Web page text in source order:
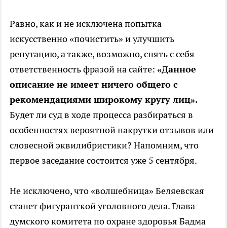
Равно, как и не исключена попытка
искусственно «почистить» и улучшить
репутацию, а также, возможно, снять с себя
ответственность фразой на сайте: «Данное
описание не имеет ничего общего с
рекомендациями широкому кругу лиц».
Будет ли суд в ходе процесса разбираться в
особенностях вероятной накрутки отзывов или
словесной эквилибристики? Напомним, что
первое заседание состоится уже 5 сентября.
Не исключено, что «волшебница» Беляевская
станет фигуранткой уголовного дела. Глава
думского комитета по охране здоровья Бадма